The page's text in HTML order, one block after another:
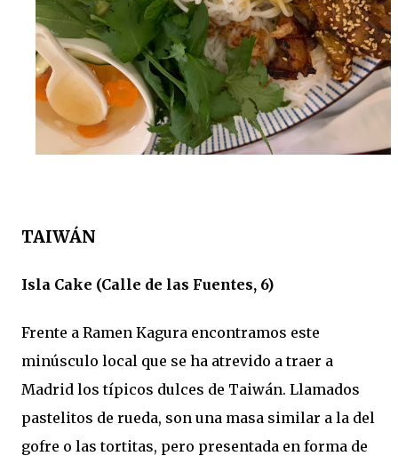
TAIWÁN
Isla Cake (Calle de las Fuentes, 6)
Frente a Ramen Kagura encontramos este
minúsculo local que se ha atrevido a traer a
Madrid los típicos dulces de Taiwán. Llamados
pastelitos de rueda, son una masa similar a la del
gofre o las tortitas, pero presentada en forma de